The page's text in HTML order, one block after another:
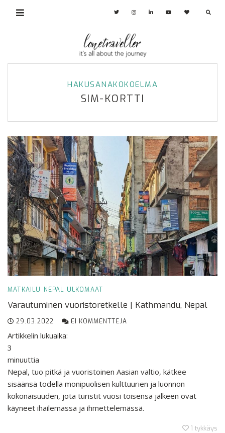
HAKUSANAKOKOELMA
SIM-KORTTI
MATKAILU NEPAL ULKOMAAT
Varautuminen vuoristoretkelle | Kathmandu, Nepal
29.03.2022 EI KOMMENTTEJA
Artikkelin lukuaika:
3
minuuttia
Nepal, tuo pitkä ja vuoristoinen Aasian valtio, kätkee
sisäänsä todella monipuolisen kulttuurien ja luonnon
kokonaisuuden, jota turistit vuosi toisensa jälkeen ovat
käyneet ihailemassa ja ihmettelemässä.
1 tykkäys